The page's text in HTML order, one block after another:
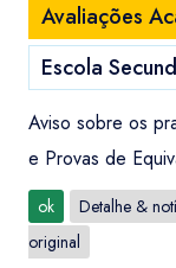
Avaliações
Escola
Aviso sobre os
e Provas de
ok
Detalhe &
original